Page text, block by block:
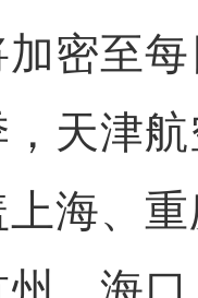
密至
天津
海、